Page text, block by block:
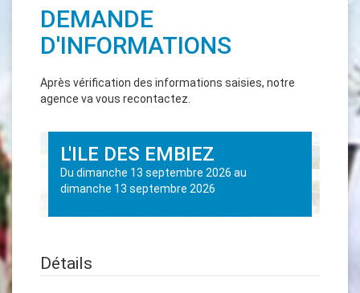
DEMANDE
D'INFORMATIONS
Après vérification des informations saisies, notre
agence va vous recontactez.
L'ILE DES EMBIEZ
Du dimanche 13 septembre 2026 au
dimanche 13 septembre 2026
Détails